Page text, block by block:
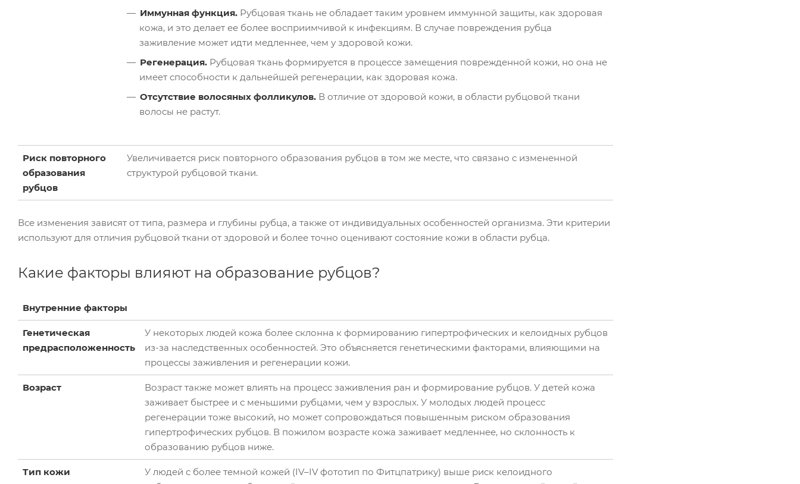
Иммунная функция. Рубцовая ткань не обладает таким уровнем иммунной защиты, как здоровая
кожа, и это делает ее более восприимчивой к инфекциям. В случае повреждения рубца
заживление может идти медленнее, чем у здоровой кожи.
Регенерация. Рубцовая ткань формируется в процессе замещения поврежденной кожи, но она не
имеет способности к дальнейшей регенерации, как здоровая кожа.
Отсутствие волосяных фолликулов. В отличие от здоровой кожи, в области рубцовой ткани
волосы не растут.
Риск повторного
образования
рубцов
Увеличивается риск повторного образования рубцов в том же месте, что связано с измененной
структурой рубцовой ткани.
Все изменения зависят от типа, размера и глубины рубца, а также от индивидуальных особенностей организма. Эти критерии
используют для отличия рубцовой ткани от здоровой и более точно оценивают состояние кожи в области рубца.
Какие факторы влияют на образование рубцов?
Внутренние факторы
Генетическая
предрасположенность
У некоторых людей кожа более склонна к формированию гипертрофических и келоидных рубцов
из-за наследственных особенностей. Это объясняется генетическими факторами, влияющими на
процессы заживления и регенерации кожи.
Возраст
Возраст также может влиять на процесс заживления ран и формирование рубцов. У детей кожа
заживает быстрее и с меньшими рубцами, чем у взрослых. У молодых людей процесс
регенерации тоже высокий, но может сопровождаться повышенным риском образования
гипертрофических рубцов. В пожилом возрасте кожа заживает медленнее, но склонность к
образованию рубцов ниже.
Тип кожи
У людей с более темной кожей (IV–IV фототип по Фитцпатрику) выше риск келоидного